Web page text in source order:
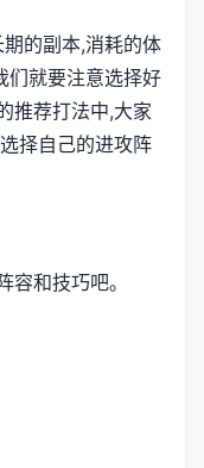
的副本,消耗的体
们就要注意选择好
推荐打法中,大家
择自己的进攻阵
和技巧吧。